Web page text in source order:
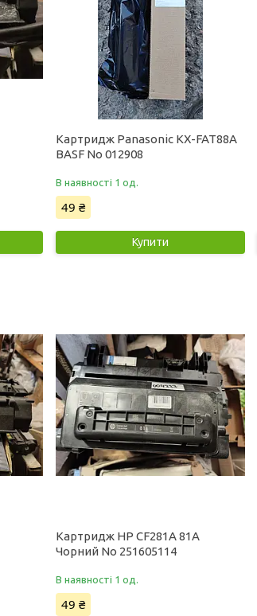
Картридж Panasonic KX-FAT88A
BASF No 012908
В наявності 1 од.
49 ₴
Купити
Картридж HP CF281A 81A
Чорний No 251605114
В наявності 1 од.
49 ₴